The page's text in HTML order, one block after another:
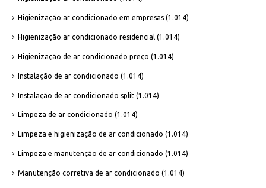
Higienização ar condicionado em empresas (1.014)
Higienização ar condicionado residencial (1.014)
Higienização de ar condicionado preço (1.014)
Instalação de ar condicionado (1.014)
Instalação de ar condicionado split (1.014)
Limpeza de ar condicionado (1.014)
Limpeza e higienização de ar condicionado (1.014)
Limpeza e manutenção de ar condicionado (1.014)
Manutenção corretiva de ar condicionado (1.014)